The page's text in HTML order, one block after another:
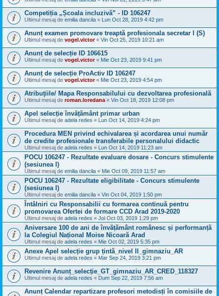
Competiția „Școala incluzivă” - ID 106247
Ultimul mesaj de emilia dancila « Lun Oct 28, 2019 4:42 pm
Anunț examen promovare treaptă profesionala secretar I (S)
Ultimul mesaj de vogel.victor« Vin Oct 25, 2019 10:21 am
Anunț de selecție ID 106615
Ultimul mesaj de vogel.victor« Mie Oct 23, 2019 9:41 pm
Anunț de selecție ProActiv ID 106247
Ultimul mesaj de vogel.victor« Mie Oct 23, 2019 4:54 pm
Atribuţiile/ Mapa Responsabilului cu dezvoltarea profesională
Ultimul mesaj de roman.loredana « Vin Oct 18, 2019 12:08 pm
Apel selecție învățământ primar urban
Ultimul mesaj de adela redes « Lun Oct 14, 2019 4:24 pm
Procedura MEN privind echivalarea și acordarea unui număr
de credite profesionale transferabile personalului didactic
Ultimul mesaj de adela redes « Lun Oct 14, 2019 11:23 am
POCU 106247 - Rezultate evaluare dosare - Concurs stimulente
(sesiunea I)
Ultimul mesaj de emilia dancila « Mie Oct 09, 2019 11:57 am
POCU 106247 - Rezultate eligibilitate - Concurs stimulente
(sesiunea I)
Ultimul mesaj de emilia dancila « Vin Oct 04, 2019 1:50 pm
Întâlniri cu Responsabilii cu formarea continuă pentru
promovarea Ofertei de formare CCD Arad 2019-2020
Ultimul mesaj de adela redes « Joi Oct 03, 2019 1:29 pm
Aniversare 100 de ani de învățământ românesc și performanță
la Colegiul Național Moise Nicoară Arad
Ultimul mesaj de adela redes « Mie Oct 02, 2019 5:35 pm
Anexe Apel selecție grup țintă_nivel II_gimnaziu_AR
Ultimul mesaj de adela redes « Mar Sep 24, 2019 3:21 pm
Revenire Anunț_selecție_GT_gimnaziu_AR_CRED_118327
Ultimul mesaj de adela redes « Dum Sep 22, 2019 7:56 am
Anunț Calendar repartizare profesori metodisți în comisiile de